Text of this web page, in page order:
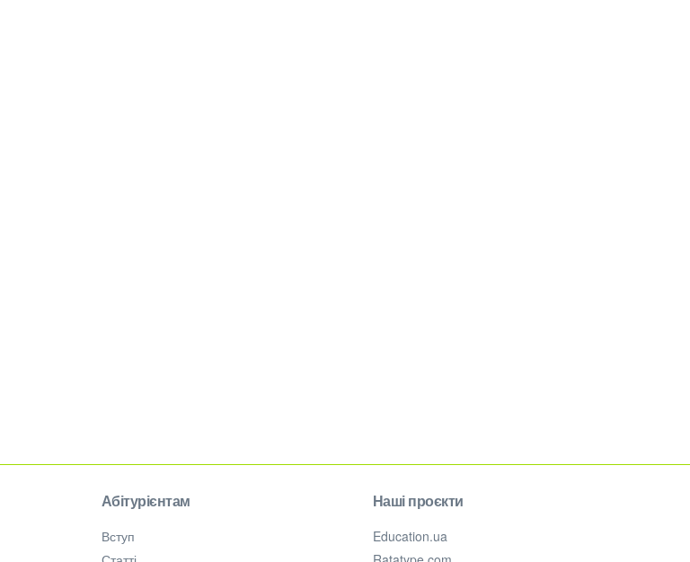
Абітурієнтам
Вступ
Наші проєкти
Education.ua